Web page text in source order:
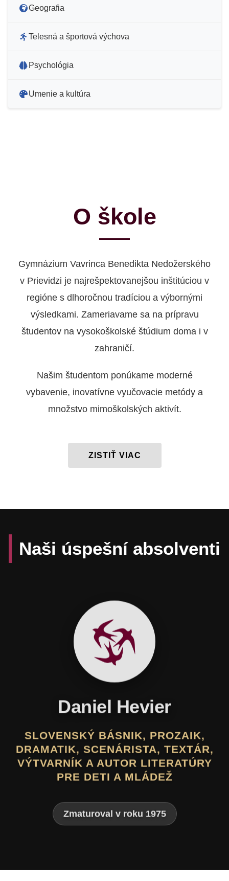
Geografia
Telesná a športová výchova
Psychológia
Umenie a kultúra
O škole
Gymnázium Vavrinca Benedikta Nedožerského
v Prievidzi je najrešpektovanejšou inštitúciou v
regióne s dlhoročnou tradíciou a výbornými
výsledkami. Zameriavame sa na prípravu
študentov na vysokoškolské štúdium doma i v
zahraničí.
Našim študentom ponúkame moderné
vybavenie, inovatívne vyučovacie metódy a
množstvo mimoškolských aktivít.
ZISTIŤ VIAC
Naši úspešní absolventi
Daniel Hevier
SLOVENSKÝ BÁSNIK, PROZAIK,
DRAMATIK, SCENÁRISTA, TEXTÁR,
VÝTVARNÍK A AUTOR LITERATÚRY
PRE DETI A MLÁDEŽ
Zmaturoval v roku 1975